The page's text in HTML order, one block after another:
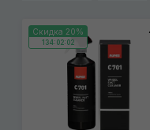
Скидка 20%
134:02:02